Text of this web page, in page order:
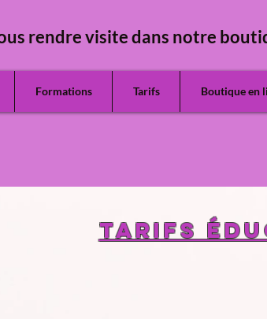
rendre visite dans notre
Formations Tarifs Boutique en
Tarifs